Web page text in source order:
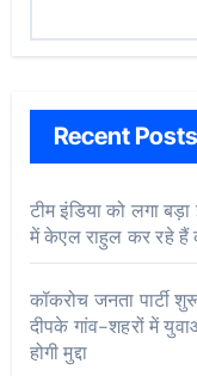
Recent Posts
टीम इंडिया को लगा
में केएल राहुल कर रहे हैं
कॉकरोच जनता पार्टी
दीपके गांव-शहरों में
होगी मुद्दा